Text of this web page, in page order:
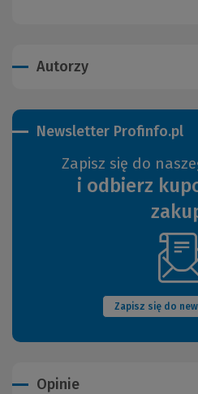
Autorzy
Newsletter Profinfo.pl
Zapisz się do
i odbierz
Zapisz się do
Opinie